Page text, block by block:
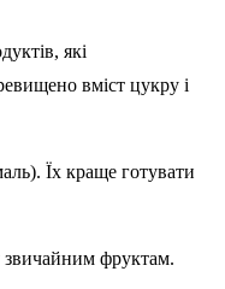
які
вміст цукру і
Їх краще готувати
звичайним фруктам.